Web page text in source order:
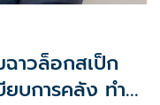
าวล็อกสเป็ก
บการคลัง ทำรัฐ